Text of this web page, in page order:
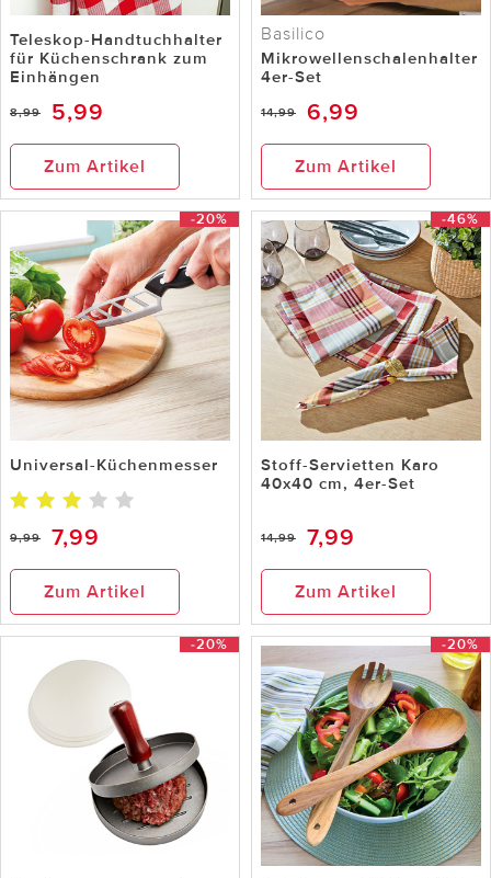
Teleskop-Handtuchhalter
für Küchenschrank zum
Einhängen
8,99 5,99
Zum Artikel
Basilico
Mikrowellenschalenhalter
4er-Set
14,99 6,99
Zum Artikel
-20%
Universal-Küchenmesser
9,99 7,99
Zum Artikel
-46%
Stoff-Servietten Karo
40x40 cm, 4er-Set
14,99 7,99
Zum Artikel
-20% -20%